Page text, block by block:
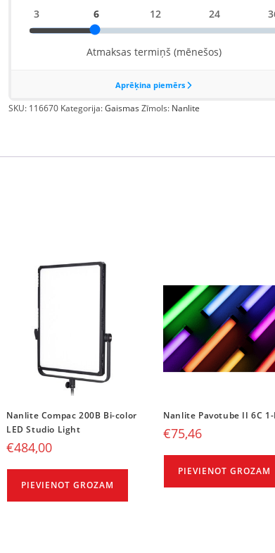
SKU: 116670 Kategorija:Gaismas Zīmols: Nanlite
Nanlite Compac 200B Bi-color
LED Studio Light
€484,00
PIEVIENOT GROZAM
Nanlite Pavotube II 6C
€75,46
PIEVIENOT GROZAM